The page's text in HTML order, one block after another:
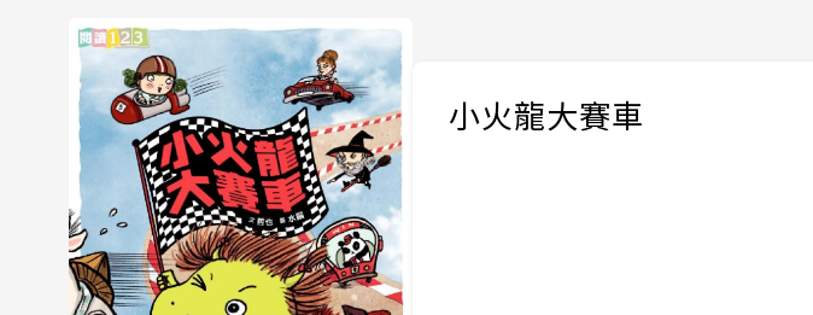
小火龍大賽車